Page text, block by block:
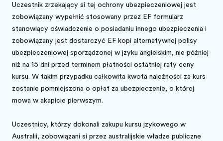
Uczestnik zrzekający się tej ochrony ubezpieczeniowej jest
zobowiązany wypełnić stosowany przez EF formularz
stanowiący oświadczenie o posiadaniu innego ubezpieczenia i
zobowiązany jest dostarczyć EF kopię alternatywnej polisy
ubezpieczeniowej sporządzonej w języku angielskim, nie później
niż na 15 dni przed terminem płatności ostatniej raty ceny
kursu. W takim przypadku całkowita kwota należności za kurs
zostanie pomniejszona o opłatę za ubezpieczenie, o której
mowa w akapicie pierwszym.
Uczestnicy, którzy dokonali zakupu kursu językowego w
Australii, zobowiązani się przez australijskie władze publiczne